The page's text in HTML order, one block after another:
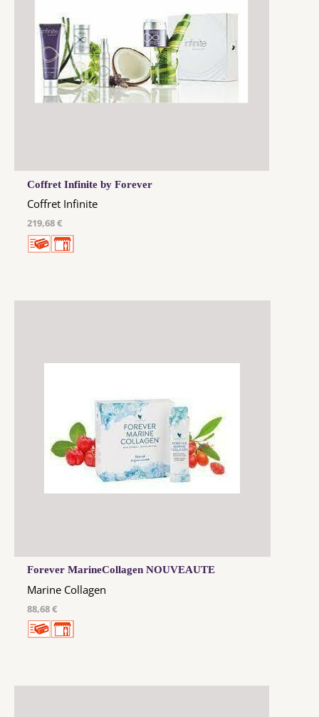
Coffret Infinite by Forever
Coffret Infinite
219,68 €
Forever MarineCollagen NOUVEAUTE
Marine Collagen
88,68 €